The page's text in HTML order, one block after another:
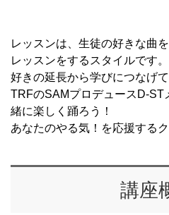
レッスンは、生徒の好きな曲
レッスンをするスタイルです。
好きの延長から学びにつなげて
TRFのSAMプロデュースD-ST
緒に楽しく踊ろう！
あなたのやる気！を応援するク
講座